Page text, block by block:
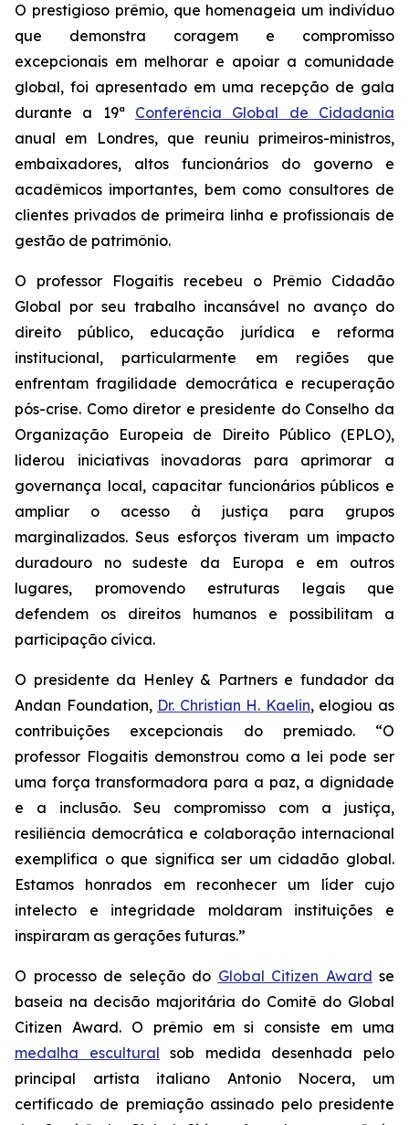
O prestigioso prêmio, que homenageia um indivíduo
que demonstra coragem e compromisso
excepcionais em melhorar e apoiar a comunidade
global, foi apresentado em uma recepção de gala
durante a 19ª Conferência Global de Cidadania
anual em Londres, que reuniu primeiros-ministros,
embaixadores, altos funcionários do governo e
acadêmicos importantes, bem como consultores de
clientes privados de primeira linha e profissionais de
gestão de patrimônio.
O professor Flogaitis recebeu o Prêmio Cidadão
Global por seu trabalho incansável no avanço do
direito público, educação jurídica e reforma
institucional, particularmente em regiões que
enfrentam fragilidade democrática e recuperação
pós-crise. Como diretor e presidente do Conselho da
Organização Europeia de Direito Público (EPLO),
liderou iniciativas inovadoras para aprimorar a
governança local, capacitar funcionários públicos e
ampliar o acesso à justiça para grupos
marginalizados. Seus esforços tiveram um impacto
duradouro no sudeste da Europa e em outros
lugares, promovendo estruturas legais que
defendem os direitos humanos e possibilitam a
participação cívica.
O presidente da Henley & Partners e fundador da
Andan Foundation, Dr. Christian H. Kaelin, elogiou as
contribuições excepcionais do premiado. “O
professor Flogaitis demonstrou como a lei pode ser
uma força transformadora para a paz, a dignidade
e a inclusão. Seu compromisso com a justiça,
resiliência democrática e colaboração internacional
exemplifica o que significa ser um cidadão global.
Estamos honrados em reconhecer um líder cujo
intelecto e integridade moldaram instituições e
inspiraram as gerações futuras.”
O processo de seleção do Global Citizen Award se
baseia na decisão majoritária do Comitê do Global
Citizen Award. O prêmio em si consiste em uma
medalha escultural sob medida desenhada pelo
principal artista italiano Antonio Nocera, um
certificado de premiação assinado pelo presidente